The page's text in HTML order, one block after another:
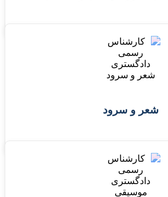
شعر و سرود